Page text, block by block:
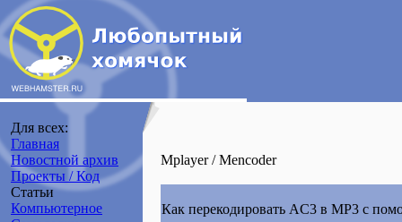
Для всех:
Главная
Новостной архив
Проекты / Код
Статьи
Компьютерное
Mplayer / Mencoder
Как перекодировать AC3 в MP3 с